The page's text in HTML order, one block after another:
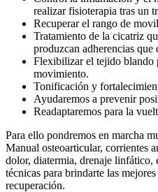
realizar fisioterapia tras un
Recuperar el rango de
Tratamiento de la cicatriz
produzcan adherencias
Flexibilizar el tejido blando
movimiento.
Tonificación y
Ayudaremos a prevenir
Readaptaremos para la
Para ello pondremos en marcha
Manual osteoarticular, corrientes
dolor, diatermia, drenaje linfático,
técnicas para brindarte las
recuperación.